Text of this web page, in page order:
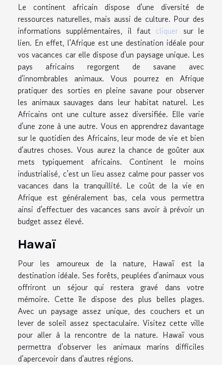
Le continent africain dispose d'une diversité de
ressources naturelles, mais aussi de culture. Pour des
informations supplémentaires, il faut cliquer sur le
lien. En effet, l'Afrique est une destination idéale pour
vos vacances car elle dispose d'un paysage unique. Les
pays africains regorgent de savane avec
d'innombrables animaux. Vous pourrez en Afrique
pratiquer des sorties en pleine savane pour observer
les animaux sauvages dans leur habitat naturel. Les
Africains ont une culture assez diversifiée. Elle varie
d'une zone à une autre. Vous en apprendrez davantage
sur le quotidien des Africains, leur mode de vie et bien
d'autres choses. Vous aurez la chance de goûter aux
mets typiquement africains. Continent le moins
industrialisé, c'est un lieu assez calme pour passer vos
vacances dans la tranquillité. Le coût de la vie en
Afrique est généralement bas, cela vous permettra
ainsi d'effectuer des vacances sans avoir à prévoir un
budget assez élevé.
Hawaï
Pour les amoureux de la nature, Hawaï est la
destination idéale. Ses forêts, peuplées d'animaux vous
offriront un séjour qui restera gravé dans votre
mémoire. Cette île dispose des plus belles plages.
Avec un paysage assez unique, des couchers et un
lever de soleil assez spectaculaire. Visitez cette ville
pour aller à la rencontre de la nature. Hawaï vous
permettra d'observer les animaux marins difficiles
d'apercevoir dans d'autres régions.